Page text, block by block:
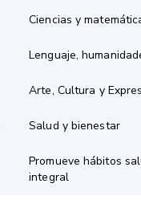
Ciencias y
Lenguaje,
Arte, Cultura y
Salud y bienestar
Promueve hábitos
integral